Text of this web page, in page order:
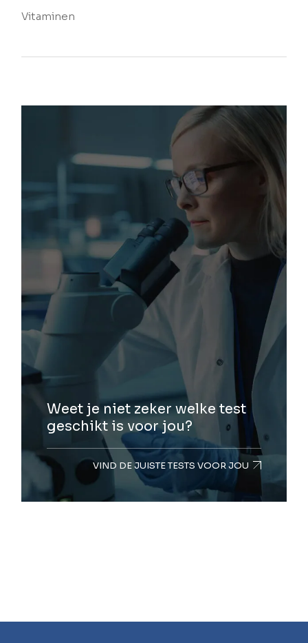
Vitaminen
Weet je niet zeker welke test
geschikt is voor jou?
VIND DE JUISTE TESTS VOOR JOU